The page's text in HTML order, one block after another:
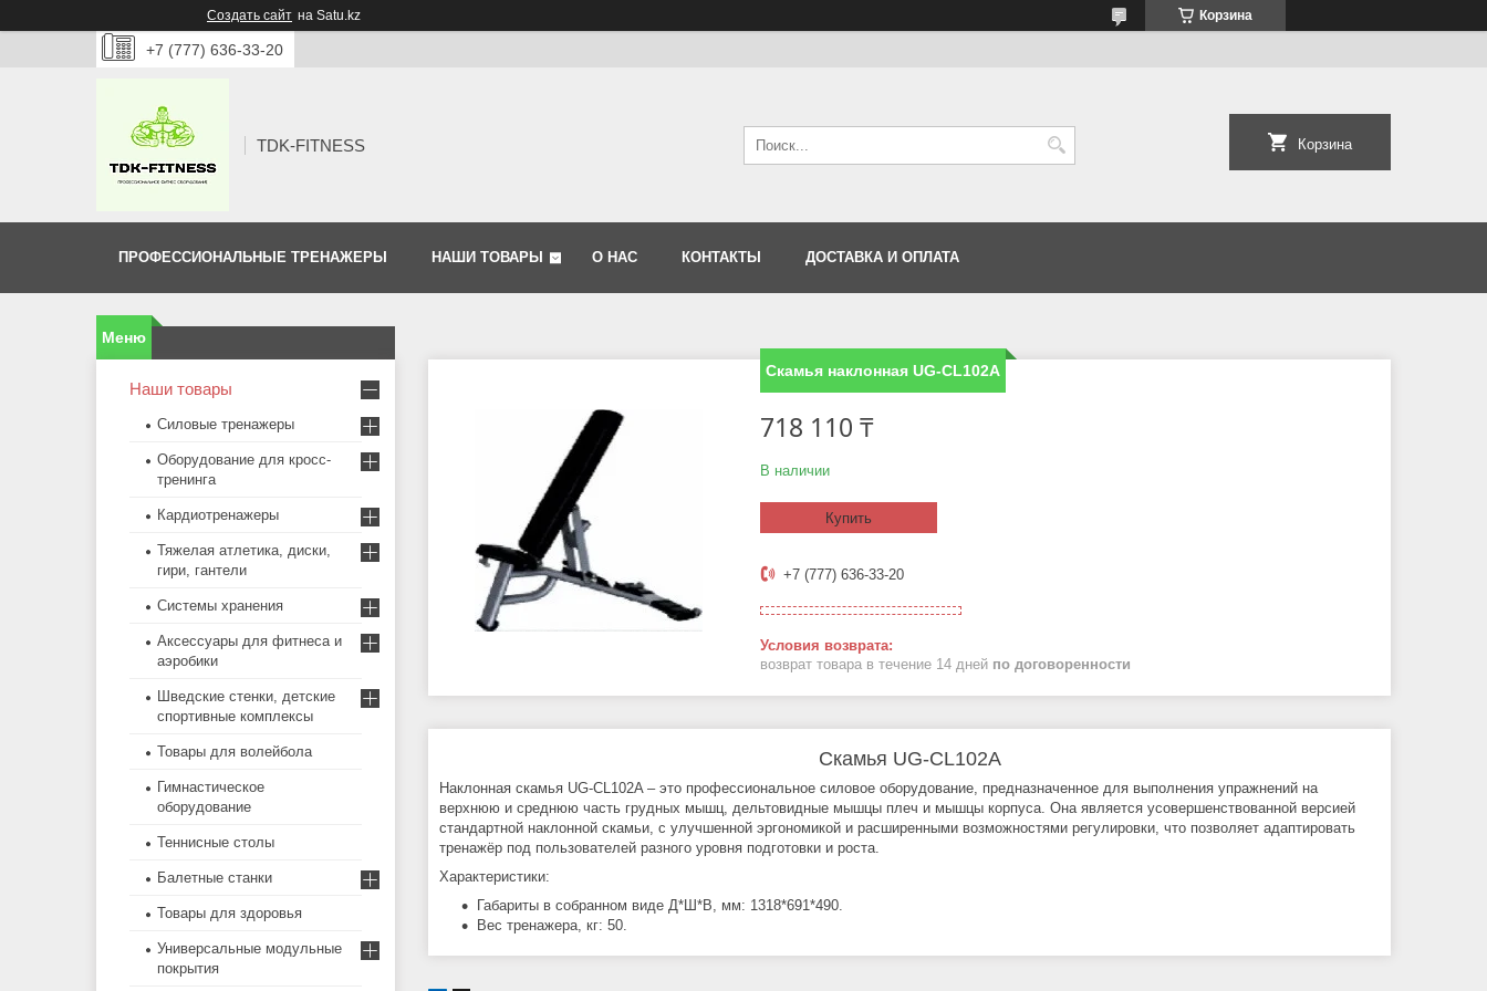
Создать сайт на Satu.kz Корзина
+7 (777) 636-33-20
TDK-FITNESS Корзина
ПРОФЕССИОНАЛЬНЫЕ ТРЕНАЖЕРЫ НАШИ ТОВАРЫ О НАС КОНТАКТЫ ДОСТАВКА И ОПЛАТА
Скамья наклонная UG-CL102A
718 110 ₸
В наличии
Купить
+7 (777) 636-33-20
возврат товара в течение 14 дней по договоренности
Скамья UG-CL102A
Наклонная скамья UG-CL102A – это профессиональное силовое оборудование, предназначенное для выполнения упражнений на
верхнюю и среднюю часть грудных мышц, дельтовидные мышцы плеч и мышцы корпуса. Она является усовершенствованной версией
стандартной наклонной скамьи, с улучшенной эргономикой и расширенными возможностями регулировки, что позволяет адаптировать
тренажёр под пользователей разного уровня подготовки и роста.
Характеристики:
Габариты в собранном виде Д*Ш*В, мм: 1318*691*490.
Вес тренажера, кг: 50.
Наши товары
Силовые тренажеры
Оборудование для кросс-
тренинга
Кардиотренажеры
Тяжелая атлетика, диски,
гири, гантели
Системы хранения
Аксессуары для фитнеса и
аэробики
Шведские стенки, детские
спортивные комплексы
Товары для волейбола
Гимнастическое
оборудование
Теннисные столы
Балетные станки
Товары для здоровья
Универсальные модульные
покрытия